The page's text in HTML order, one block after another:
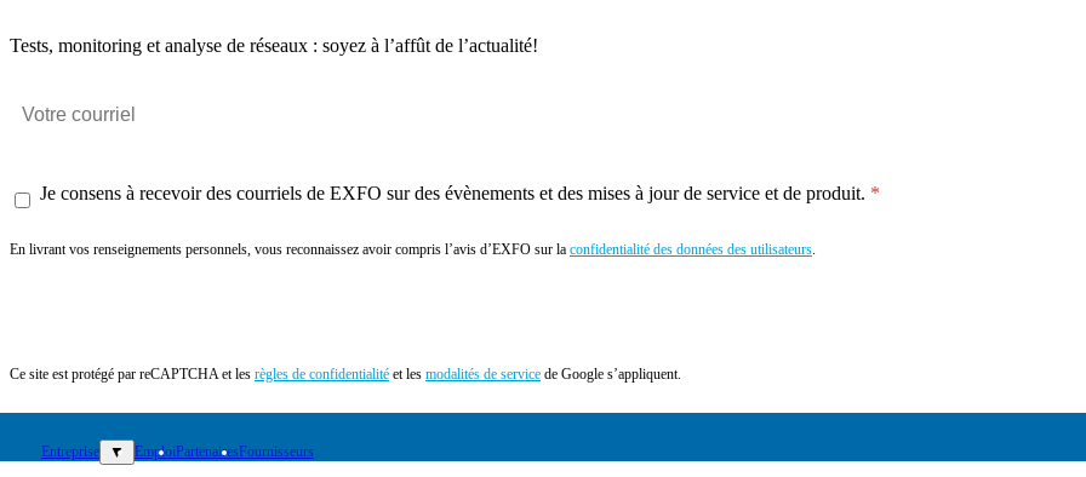
Tests, monitoring et analyse de réseaux : soyez à l’affût de l’actualité!
Je consens à recevoir des courriels de EXFO sur des évènements et des mises à jour de service et de produit.
En livrant vos renseignements personnels, vous reconnaissez avoir compris l’avis d’EXFO sur la confidentialité des données des utilisateurs.
Ce site est protégé par reCAPTCHA et les règles de confidentialité et les modalités de service de Google s’appliquent.
Entreprise ▼ EmploiPartenairesFournisseurs